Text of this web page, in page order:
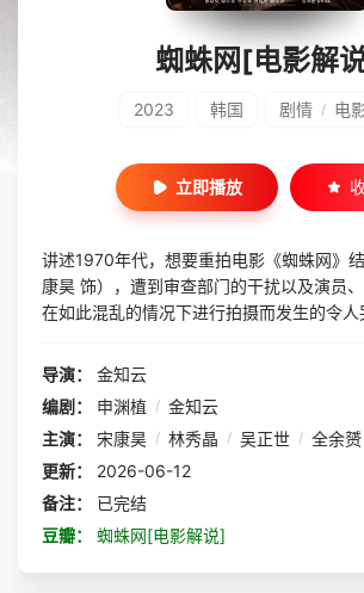
蜘蛛网[电影解
2023 韩国 剧情 / 电
立即播放
讲述1970年代，想要重拍电影《蜘蛛网》
康昊 饰），遭到审查部门的干扰以及演员、
在如此混乱的情况下进行拍摄而发生的令人
导演：
金知云
编剧：
申渊植 / 金知云
主演：
宋康昊 / 林秀晶 / 吴正世 / 全余赟
更新：
2026-06-12
备注：
已完结
豆瓣：
蜘蛛网[电影解说]